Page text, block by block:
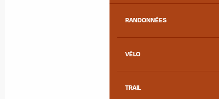
RANDONNÉES
VÉLO
TRAIL